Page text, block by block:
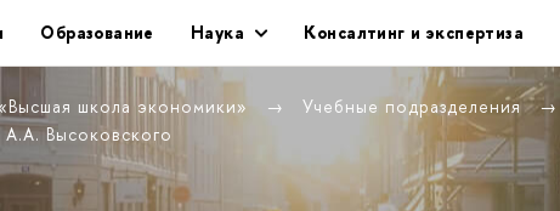
Образование Наука Консалтинг и экспертиза
школа экономики» Учебные подразделения
Высоковского